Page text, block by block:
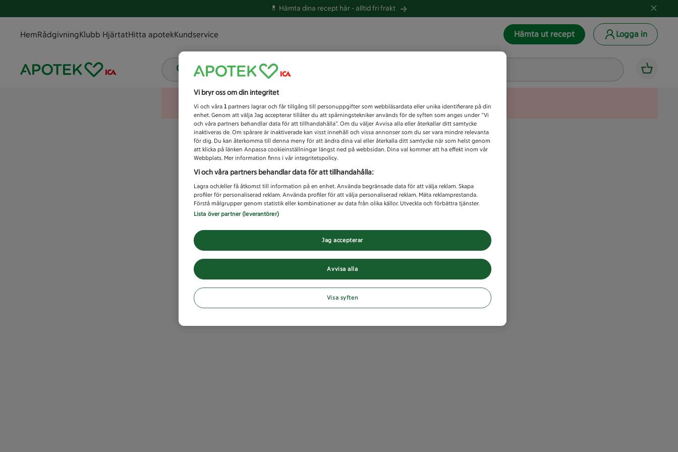
💊 Hämta dina recept här -alltid fri frakt
HemRådgivningKlubb HjärtatHitta apotekKundservice Hämta ut recept Logga in
Vad letar du efter idag?
Unknown error
Vi bryr oss om din integritet
Vi och våra 1 partners lagrar och får tillgång till personuppgifter som webbläsardata eller unika identifierare på din
enhet. Genom att välja Jag accepterar tillåter du att spårningstekniker används för de syften som anges under ”Vi
och våra partners behandlar data för att tillhandahålla”. Om du väljer Avvisa alla eller återkallar ditt samtycke
inaktiveras de. Om spårare är inaktiverade kan visst innehåll och vissa annonser som du ser vara mindre relevanta
för dig. Du kan återkomma till denna meny för att ändra dina val eller återkalla ditt samtycke när som helst genom
att klicka på länken Anpassa cookieinställningar längst ned på webbsidan. Dina val kommer att ha effekt inom vår
Webbplats. Mer information finns i vår integritetspolicy.
Vi och våra partners behandlar data för att tillhandahålla:
Lagra och/eller få åtkomst till information på en enhet. Använda begränsade data för att välja reklam. Skapa
profiler för personaliserad reklam. Använda profiler för att välja personaliserad reklam. Mäta reklamprestanda.
Förstå målgrupper genom statistik eller kombinationer av data från olika källor. Utveckla och förbättra tjänster.
Lista över partner (leverantörer)
Avvisa alla
Jag accepterar
Visa syften